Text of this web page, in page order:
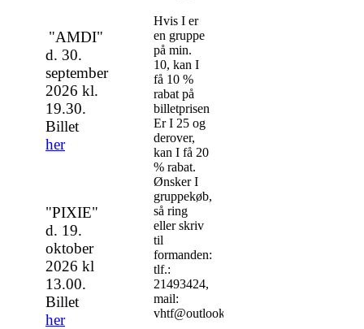
"AMDI"
d. 30.
september
2026 kl.
19.30.
Billet
her
"PIXIE"
d. 19.
oktober
2026 kl
13.00.
Billet
her
Hvis I er
en gruppe
på min.
10, kan I
få 10 %
rabat på
billetprisen
Er I 25 og
derover,
kan I få 20
% rabat.
Ønsker I
gruppekøb,
så ring
eller skriv
til
formanden:
tlf.:
21493424,
mail:
vhtf@outlook.com